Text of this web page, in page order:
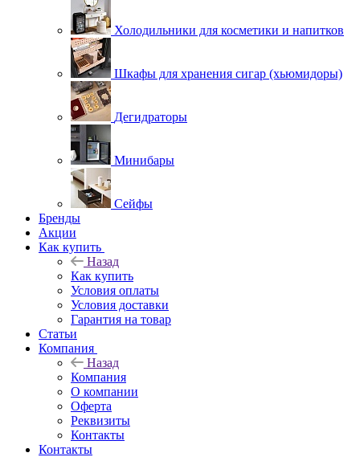
Холодильники для косметики и напитков
Шкафы для хранения сигар (хьюмидоры)
Дегидраторы
Минибары
Сейфы
Бренды
Акции
Как купить
Назад
Как купить
Условия оплаты
Условия доставки
Гарантия на товар
Статьи
Компания
Назад
Компания
О компании
Оферта
Реквизиты
Контакты
Контакты